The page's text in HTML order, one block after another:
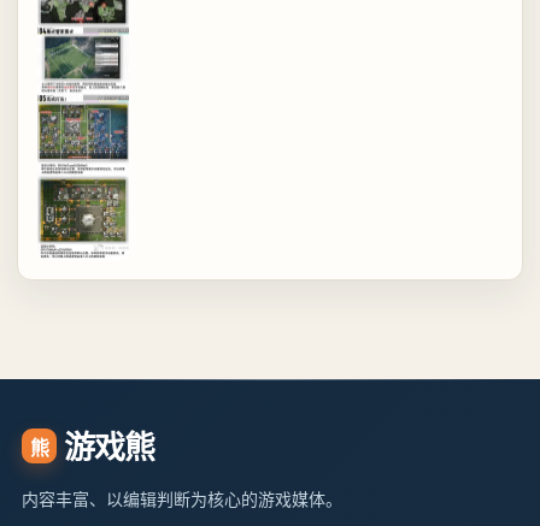
熊 游戏熊
内容丰富、以编辑判断为核心的游戏媒体。